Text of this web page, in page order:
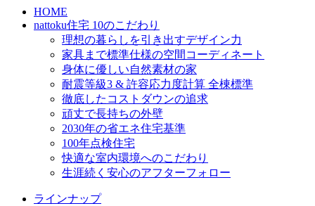
HOME
nattoku住宅 10のこだわり
理想の暮らしを引き出すデザイン力
家具まで標準仕様の空間コーディネート
身体に優しい自然素材の家
耐震等級3 & 許容応力度計算 全棟標準
徹底したコストダウンの追求
頑丈で長持ちの外壁
2030年の省エネ住宅基準
100年点検住宅
快適な室内環境へのこだわり
生涯続く安心のアフターフォロー
ラインナップ